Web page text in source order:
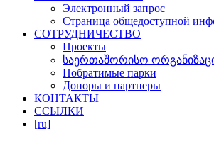
Электронный запрос
Cтраница общедоступнoй
СОТРУДНИЧЕСТВО
Проекты
საერთაშორისო
Побратимые парки
Доноры и партнеры
КОНТАКТЫ
ССЫЛКИ
[ru]